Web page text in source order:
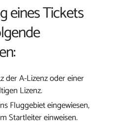
eines Tickets
der A-Lizenz oder einer
Lizenz.
Fluggebiet eingewiesen,
Startleiter einweisen.